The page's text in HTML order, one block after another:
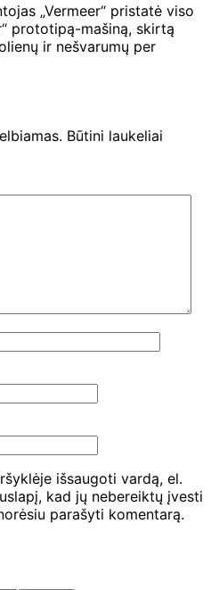
„Vermeer“ pristatė viso
prototipą-mašiną, skirtą
ir nešvarumų per
Būtini laukeliai
išsaugoti vardą, el.
kad jų nebereiktų įvesti
parašyti komentarą.